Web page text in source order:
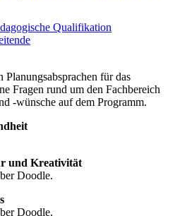
Qualifikation
Planungsabsprachen für das
Fragen rund um den Fachbereich
-wünsche auf dem Programm.
und Kreativität
Doodle.
Doodle.